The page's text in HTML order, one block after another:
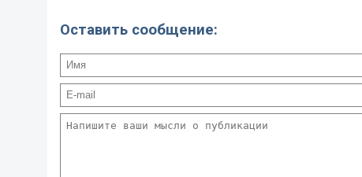
Оставить сообщение: